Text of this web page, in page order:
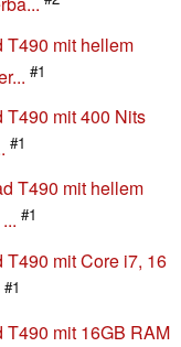
T490 mit hellem
#1
mit 400 Nits
#1
T490 mit hellem
#1
mit Core i7, 16
#1
mit 16GB RAM